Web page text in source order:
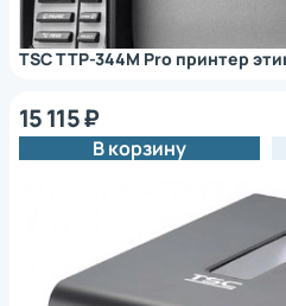
TSC TTP-344M Pro принтер
15 115 ₽
В корзину